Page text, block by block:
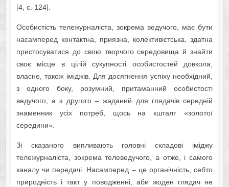
[4, с. 124].
Особистість тележурналіста, зокрема ведучого, має бути
насамперед контактна, приязна, колективістська, здатна
пристосуватися до свою творчого середовища й знайти
своє місце в цілій сукупності особистостей довкола,
власне, також іміджів. Для досягнення успіху необхідний,
з одного боку, розумний, притаманний особистості
ведучого, а з другого – жаданий для глядачів середній
знаменник усіх потреб, щось на кшталт «золотої
середини».
Зі сказаного випливають головні складові іміджу
тележурналіста, зокрема телеведучого, а отже, і самого
каналу чи передачі. Насамперед – це органічність, себто
природність і такт у поводженні, аби жоден глядач не